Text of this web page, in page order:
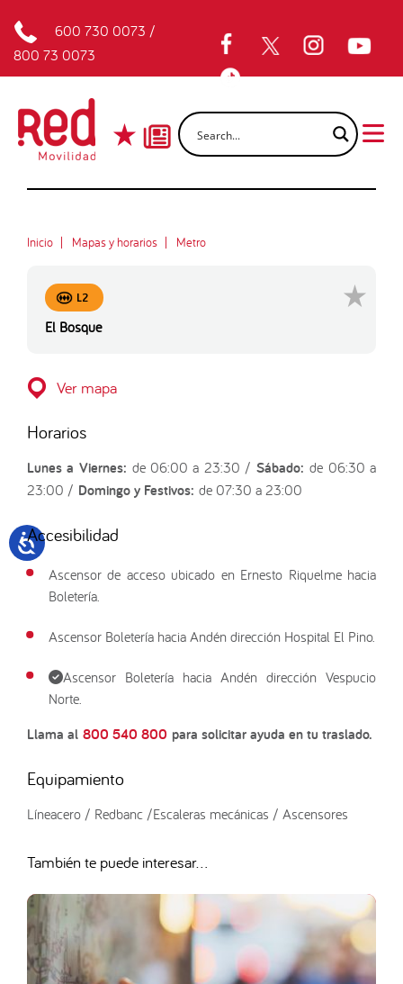
600 730 0073 /
800 73 0073
Inicio Mapas y horarios Metro
L2
El Bosque
Ver mapa
Horarios
Lunes a Viernes: de 06:00 a 23:30 /Sábado: de 06:30 a
23:00 / Domingo y Festivos: de 07:30 a 23:00
Accesibilidad
Ascensor de acceso ubicado en Ernesto Riquelme hacia
Boletería.
Ascensor Boletería hacia Andén dirección Hospital El Pino.
Ascensor Boletería hacia Andén dirección Vespucio
Norte.
Llama al 800 540 800 para solicitar ayuda en tu traslado.
Equipamiento
Líneacero / Redbanc /Escaleras mecánicas / Ascensores
También te puede interesar...